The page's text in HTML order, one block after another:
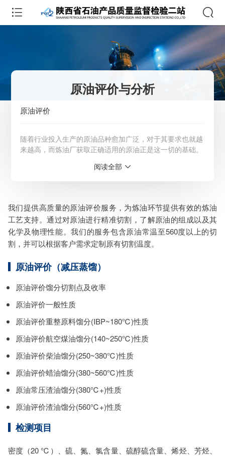
原油评价与分析
原油评价
随着行业投入生产的原油品种愈加广泛，对于其要求也就越
来越高，而炼油厂获取正确适用的原油正是这一切的基础。
解决方案，用以证明原油数据符合加工要求的承诺，并帮助
服务范围：全国
检测周期：5-7个工作日，可加急
相关资质：可提供CMA、CNAS检测报告
服务模式：快递寄样、现场取样、人工送样
服务方向：采购销售、竞标投标、生产研发、科研数据、诊
检测标准：国家标准、行业标准、企业标准、地方标准、国
阅读全部
我们提供高质量的原油评价服务，为炼油环节提供有效的炼油
工艺支持。通过对原油进行精准切割，了解原油的组成以及其
化学及物理性能。我们的服务包含原油常温至560度以上的切
割，并可以根据客户需求定制原有切割温度。
原油评价（减压蒸馏）
原油评价馏分切割点及收率
原油评价一般性质
原油评价重整原料馏分(IBP~180℃)性质
原油评价航空煤油馏分(140~250℃)性质
原油评价柴油馏分(250~380℃)性质
原油评价蜡油馏分(380~560℃)性质
原油常压渣油馏分(380℃+)性质
原油评价渣油馏分(560℃+)性质
检测项目
密度（20 ℃）、硫、氮、氯含量、硫醇硫含量、烯烃、芳烃、